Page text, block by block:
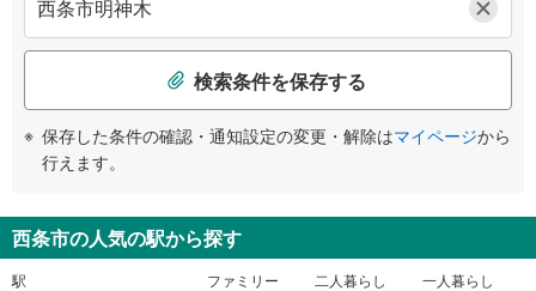
検索条件を保存する
保存した条件の確認・通知設定の変更・解除はマイページから
行えます。
西条市の人気の駅から探す
駅 ファミリー 二人暮らし 一人暮らし